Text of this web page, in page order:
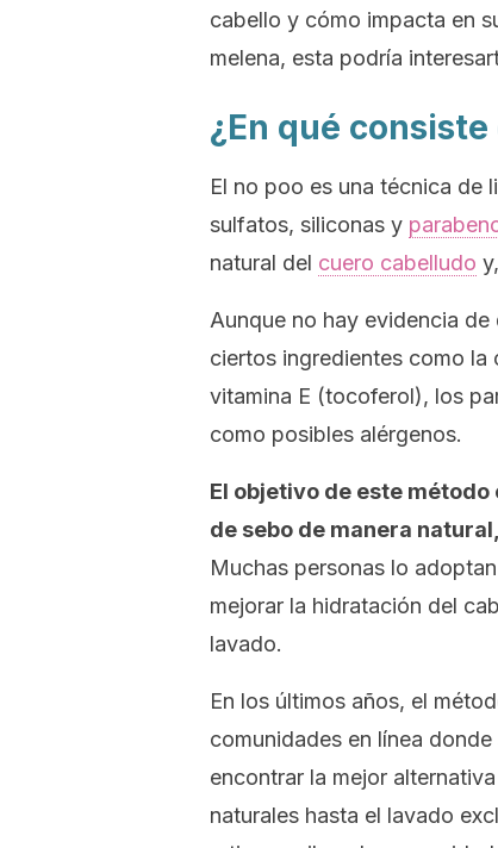
cabello y cómo impacta en
melena, esta podría
¿En qué
El no poo es una técnica de
sulfatos, siliconas y
natural del cuero cabelludo
Aunque no hay evidencia
ciertos ingredientes como
vitamina E (tocoferol), los
como posibles alérgenos.
El objetivo de este
de sebo de manera
Muchas personas lo
mejorar la hidratación del
lavado.
En los últimos años, el
comunidades en línea
encontrar la mejor
naturales hasta el lavado